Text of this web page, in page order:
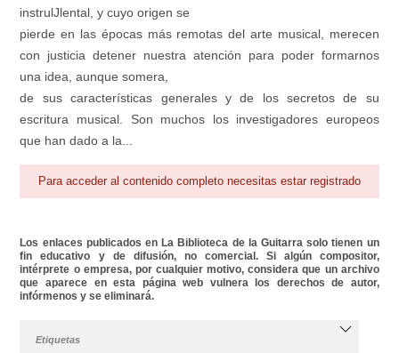
instrulJlental, y cuyo origen se
pierde en las épocas más remotas del arte musical, merecen
con justicia detener nuestra atención para poder formarnos
una idea, aunque somera,
de sus características generales y de los secretos de su
escritura musical. Son muchos los investigadores europeos
que han dado a la...
Para acceder al contenido completo necesitas estar registrado
Los enlaces publicados en La Biblioteca de la Guitarra solo tienen un
fin educativo y de difusión, no comercial. Si algún compositor,
intérprete o empresa, por cualquier motivo, considera que un archivo
que aparece en esta página web vulnera los derechos de autor,
infórmenos y se eliminará.
Etiquetas